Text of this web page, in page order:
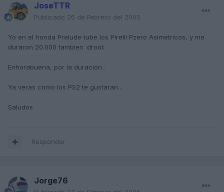
JoseTTR
Publicado 26 de Febrero del 2005
Yo en el honda Prelude tube los Pirelli Pzero Asimetricos, y me
duraron 20.000 tambien :drool:
Enhorabuena, por la duracion..
Ya veras como los PS2 te gustaran...
Saludos
Responder
Jorge76